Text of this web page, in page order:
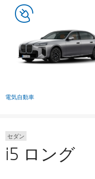
電気自動車
セダン
i5 ロング